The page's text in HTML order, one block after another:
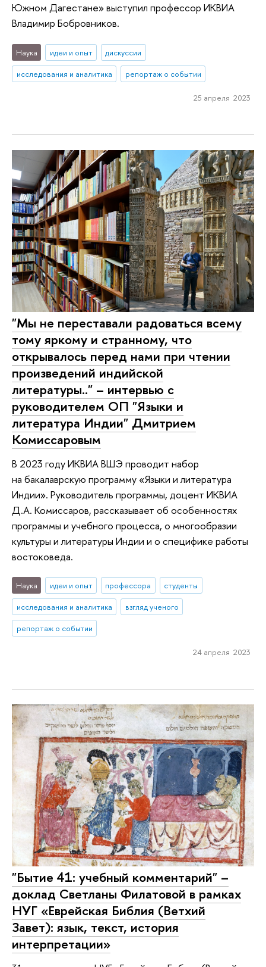
Южном Дагестане» выступил профессор ИКВИА
Владимир Бобровников.
Наука идеи и опыт
дискуссии
исследования и аналитика
репортаж о событии
25 апреля 2023
"Мы не переставали радоваться всему
тому яркому и странному, что
открывалось перед нами при чтении
произведений индийской
литературы.." – интервью с
руководителем ОП "Языки и
литература Индии" Дмитрием
Комиссаровым
В 2023 году ИКВИА ВШЭ проводит набор
на бакалаврскую программу «Языки и литература
Индии». Руководитель программы, доцент ИКВИА
Д.А. Комиссаров, рассказывает об особенностях
программы и учебного процесса, о многообразии
культуры и литературы Индии и о специфике работы
востоковеда.
Наука идеи и опыт профессора
студенты
исследования и аналитика
взгляд ученого
репортаж о событии
24 апреля 2023
"Бытие 41: учебный комментарий" –
доклад Светланы Филатовой в рамках
НУГ «Еврейская Библия (Ветхий
Завет): язык, текст, история
интерпретации»